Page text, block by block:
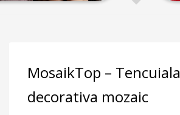
MosaikTop – Tencuiala
decorativa mozaic